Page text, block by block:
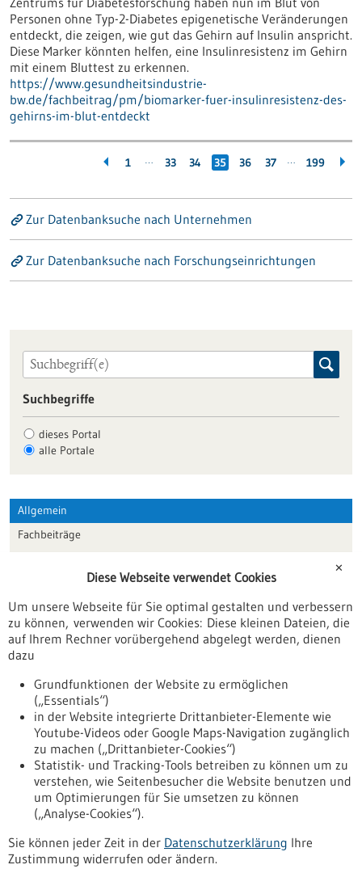
Personen ohne Typ-2-Diabetes epigenetische Veränderungen
entdeckt, die zeigen, wie gut das Gehirn auf Insulin anspricht.
Diese Marker könnten helfen, eine Insulinresistenz im Gehirn
mit einem Bluttest zu erkennen.
https://www.gesundheitsindustrie-
bw.de/fachbeitrag/pm/biomarker-fuer-insulinresistenz-des-
gehirns-im-blut-entdeckt
1 … 33 34 35 36 37 … 199
Zur Datenbanksuche nach Unternehmen
Zur Datenbanksuche nach Forschungseinrichtungen
Suchbegriffe
dieses Portal
alle Portale
Allgemein
Fachbeiträge
Veranstaltungen
Erscheinungsdatum
Nach oben
Informiert bleiben
✕
Diese Webseite verwendet Cookies
Um unsere Webseite für Sie optimal gestalten und verbessern
zu können, verwenden wir Cookies: Diese kleinen Dateien, die
auf Ihrem Rechner vorübergehend abgelegt werden, dienen
dazu
Grundfunktionen der Website zu ermöglichen
(„Essentials“)
in der Website integrierte Drittanbieter-Elemente wie
Youtube-Videos oder Google Maps-Navigation zugänglich
zu machen („Drittanbieter-Cookies“)
Statistik- und Tracking-Tools betreiben zu können um zu
verstehen, wie Seitenbesucher die Website benutzen und
um Optimierungen für Sie umsetzen zu können
(„Analyse-Cookies“).
Sie können jeder Zeit in der Datenschutzerklärung Ihre
Zustimmung widerrufen oder ändern.